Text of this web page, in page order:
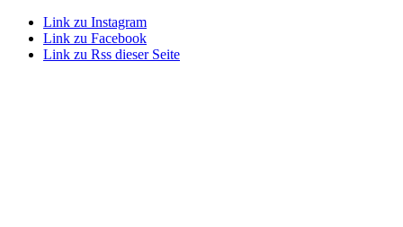
Link zu Instagram
Link zu Facebook
Link zu Rss dieser Seite